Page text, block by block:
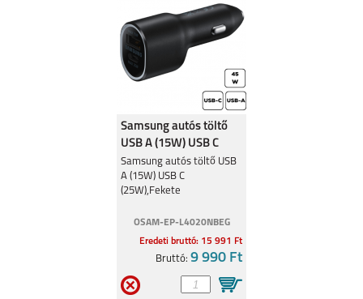
REALMEGT
Samsung autós töltő
USB A (15W) USB C
(25W),Fekete
Samsung autós töltő USB
A (15W) USB C
(25W),Fekete
OSAM-EP-L4020NBEG
Eredeti bruttó: 15 991 Ft
Bruttó: 9 990 Ft